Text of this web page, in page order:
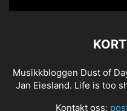
Musikkbloggen Dust of
Jan Eiesland. Life is too
Kontakt oss: